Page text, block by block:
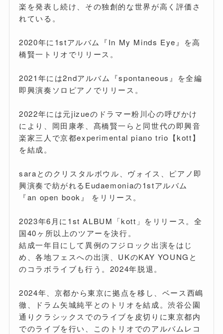
楽を発表し続け、その独創的な世界が高く評価さ
れている。
2020年に1stアルバム『In My Minds Eye』を高
橋賢一トリオでリリース。
2021年には2ndアルバム『spontaneous』を全編
即興演奏ソロピアノでリリース。
2022年には元jizueのドラマー粉川心の呼びかけ
により、岡田康孝、髙橋賢一らと同世代の即興音
楽家三人で京都experimental piano trio【kott】
を結成。
saraとのクリスタルボウル、ヴォイス、ピアノ即
興演奏で紡がれるEudaemoniaの1stアルバム
『an open book』 をリリース。
2023年6月に1st ALBUM「kott」をリリース。全
国40ヶ所以上のツアーを決行。
結成一年目にして異例のフジロック出演をはじ
め、各地フェスへの出演、UKのKAY YOUNGと
のコラボライブも行う。2024年脱退。
2024年、京都から東京に拠点を移し、ベース西嶋
徹、ドラム矢城純平とのトリオを結成。渋谷公園
通りクラシックスでのライブを皮切りに東京都内
でのライブを行い、このトリオでのアルバムレコ